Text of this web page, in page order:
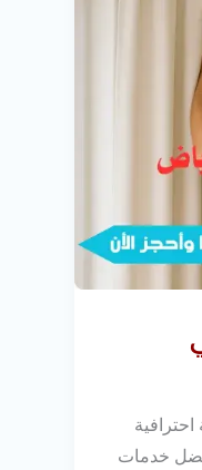
خدمات